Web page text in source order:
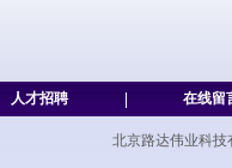
人才招聘 在线留
北京路达伟业科技